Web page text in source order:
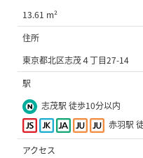
13.61 m²
住所
東京都北区志茂４丁目27-14
駅
志茂駅 徒歩10分以内
赤羽駅
アクセス